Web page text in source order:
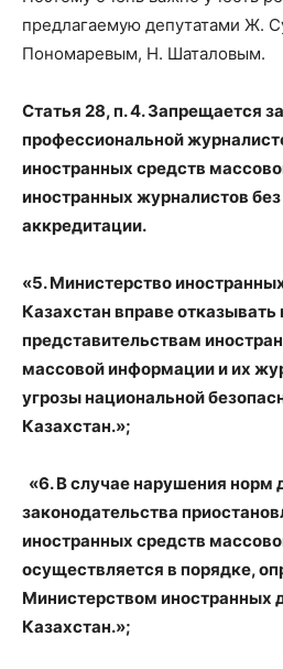
предлагаемую депутатами Ж.
Пономаревым, Н. Шаталовым.
Статья 28, п. 4. Запрещается
профессиональной
иностранных средств
иностранных журналистов
аккредитации.
«5. Министерство
Казахстан вправе отказывать
представительствам
массовой информации и их
угрозы национальной
Казахстан.»;
«6. В случае нарушения норм
законодательства
иностранных средств
осуществляется в порядке,
Министерством иностранных
Казахстан.»;